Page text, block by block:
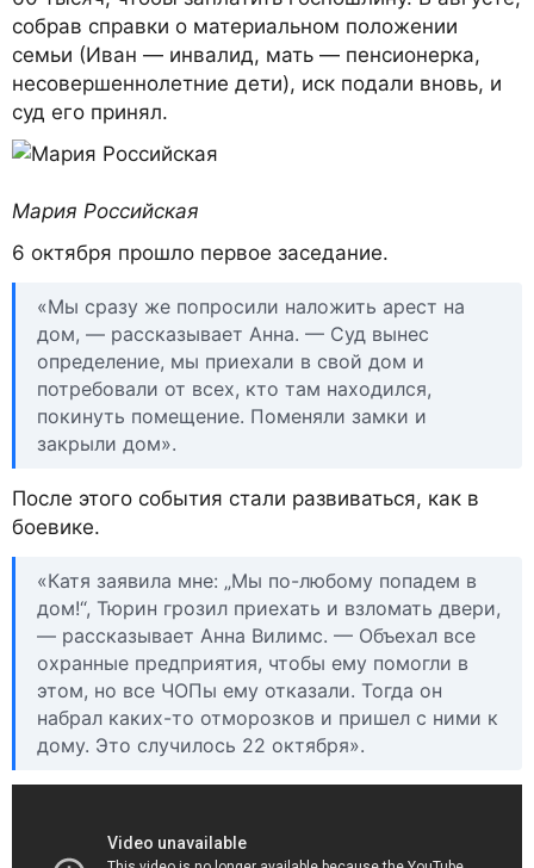
собрав справки о материальном положении
семьи (Иван — инвалид, мать — пенсионерка,
несовершеннолетние дети), иск подали вновь, и
суд его принял.
Мария Российская
6 октября прошло первое заседание.
«Мы сразу же попросили наложить арест на
дом, — рассказывает Анна. — Суд вынес
определение, мы приехали в свой дом и
потребовали от всех, кто там находился,
покинуть помещение. Поменяли замки и
закрыли дом».
После этого события стали развиваться, как в
боевике.
«Катя заявила мне: „Мы по-любому попадем в
дом!“, Тюрин грозил приехать и взломать двери,
— рассказывает Анна Вилимс. — Объехал все
охранные предприятия, чтобы ему помогли в
этом, но все ЧОПы ему отказали. Тогда он
набрал каких-то отморозков и пришел с ними к
дому. Это случилось 22 октября».